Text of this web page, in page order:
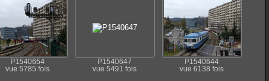
P1540654
vue 5785 fois
P1540647
vue 5491 fois
P1540644
vue 6138 fois